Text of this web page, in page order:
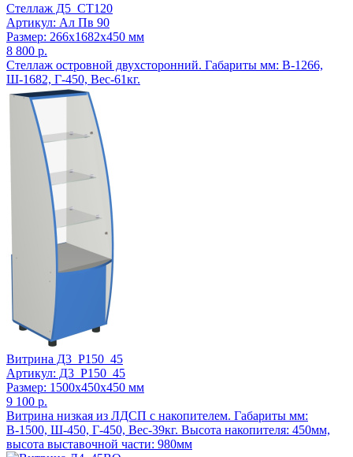
Стеллаж Д5_СТ120
Артикул: Ал Пв 90
Размер: 266x1682x450 мм
8 800 р.
Стеллаж островной двухсторонний. Габариты мм: В-1266,
Ш-1682, Г-450, Вес-61кг.
Витрина Д3_Р150_45
Артикул: Д3_Р150_45
Размер: 1500x450x450 мм
9 100 р.
Витрина низкая из ЛДСП с накопителем. Габариты мм:
В-1500, Ш-450, Г-450, Вес-39кг. Высота накопителя: 450мм,
высота выставочной части: 980мм